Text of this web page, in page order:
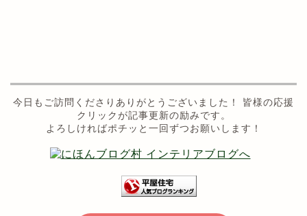
今日もご訪問くださりありがとうございました！ 皆様の応援
クリックが記事更新の励みです。
よろしければポチッと一回ずつお願いします！